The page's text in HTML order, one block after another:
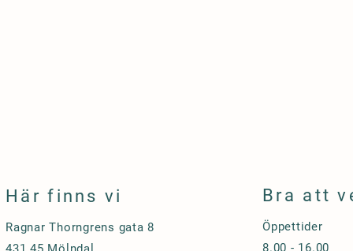
Här finns vi
Ragnar Thorngrens gata 8
Bra att
Öppettider
8.00 - 16.00